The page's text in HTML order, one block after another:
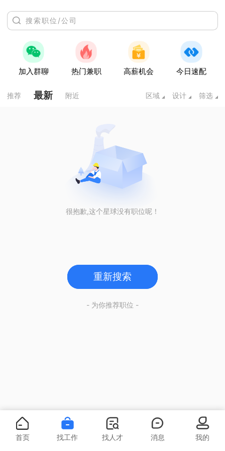
加入群聊 热门兼职 高薪机会 今日速配
推荐 最新 附近 区域 设计 筛选
很抱歉,这个星球没有职位呢！
重新搜索
- 为你推荐职位 -
首页 找工作 找人才 消息 我的